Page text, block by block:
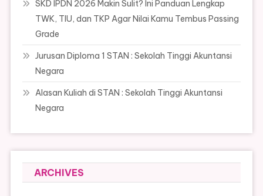
SKD IPDN 2026 Makin Sulit? Ini Panduan Lengkap
TWK, TIU, dan TKP Agar Nilai Kamu Tembus Passing
Grade
Jurusan Diploma 1 STAN : Sekolah Tinggi Akuntansi
Negara
Alasan Kuliah di STAN : Sekolah Tinggi Akuntansi
Negara
ARCHIVES